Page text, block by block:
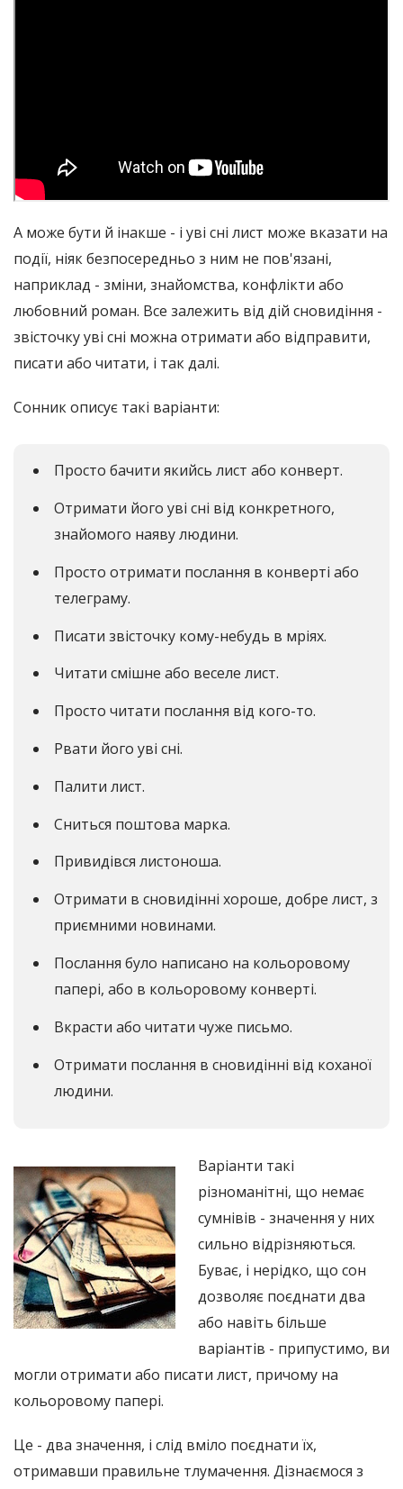
А може бути й інакше - і уві сні лист може вказати на
події, ніяк безпосередньо з ним не пов'язані,
наприклад - зміни, знайомства, конфлікти або
любовний роман. Все залежить від дій сновидіння -
звісточку уві сні можна отримати або відправити,
писати або читати, і так далі.
Сонник описує такі варіанти:
Просто бачити якийсь лист або конверт.
Отримати його уві сні від конкретного,
знайомого наяву людини.
Просто отримати послання в конверті або
телеграму.
Писати звісточку кому-небудь в мріях.
Читати смішне або веселе лист.
Просто читати послання від кого-то.
Рвати його уві сні.
Палити лист.
Сниться поштова марка.
Привидівся листоноша.
Отримати в сновидінні хороше, добре лист, з
приємними новинами.
Послання було написано на кольоровому
папері, або в кольоровому конверті.
Вкрасти або читати чуже письмо.
Отримати послання в сновидінні від коханої
людини.
Варіанти такі
різноманітні, що немає
сумнівів - значення у них
сильно відрізняються.
Буває, і нерідко, що сон
дозволяє поєднати два
або навіть більше
варіантів - припустимо, ви
могли отримати або писати лист, причому на
кольоровому папері.
Це - два значення, і слід вміло поєднати їх,
отримавши правильне тлумачення. Дізнаємося з